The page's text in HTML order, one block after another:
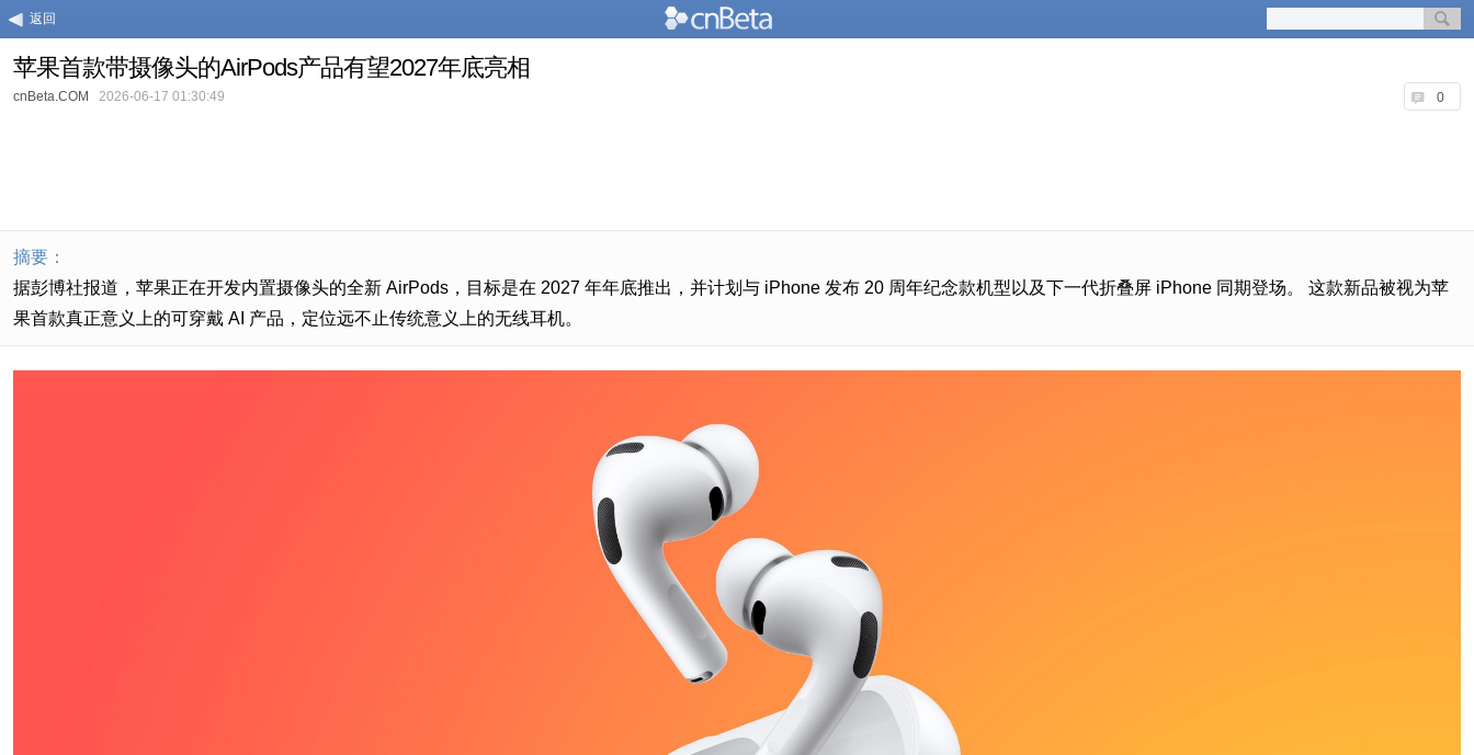
返回
苹果首款带摄像头的AirPods产品有望2027年底亮相
0
cnBeta.COM 2026-06-17 01:30:49
摘要：
据彭博社报道，苹果正在开发内置摄像头的全新 AirPods，目标是在 2027 年年底推出，并计划与 iPhone 发布 20 周年纪念款机型以及下一代折叠屏 iPhone 同期登场。 这款新品被视为苹
果首款真正意义上的可穿戴 AI 产品，定位远不止传统意义上的无线耳机。